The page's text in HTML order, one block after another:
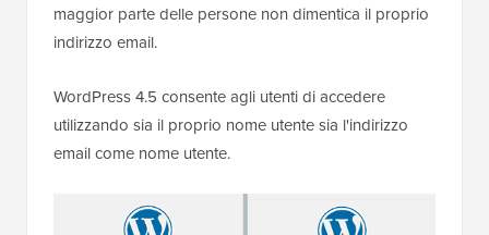
maggior parte delle persone non dimentica il proprio
indirizzo email.
WordPress 4.5 consente agli utenti di accedere
utilizzando sia il proprio nome utente sia l'indirizzo
email come nome utente.